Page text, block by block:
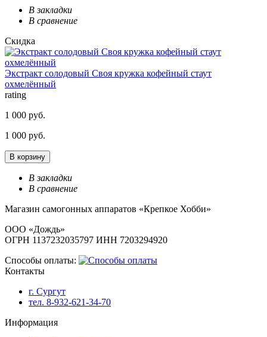
В закладки
В сравнение
Скидка
Экстракт солодовый Своя кружка кофейный стаут
охмелённый
rating
1 000 руб.
1 000 руб.
В корзину
В закладки
В сравнение
Магазин самогонных аппаратов «Крепкое Хобби»
ООО «Дождь»
ОГРН 1137232035797 ИНН 7203294920
Способы оплаты:
Контакты
г. Сургут
тел. 8-932-621-34-70
Информация